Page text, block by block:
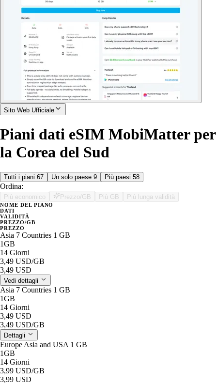
Sito Web Ufficiale
Piani dati eSIM MobiMatter per
la Corea del Sud
Tutti i piani 67 Un solo paese 9 Più paesi 58
Ordina:
Più economico Prezzo/GB Più GB Più lunga validità
NOME DEL PIANO
DATI
VALIDITÀ
PREZZO/GB
PREZZO
Asia 7 Countries 1 GB
1GB
14 Giorni
3,49 USD/GB
3,49 USD
Vedi dettagli
Asia 7 Countries 1 GB
1GB
14 Giorni
3,49 USD
3,49 USD/GB
Dettagli
Europe Asia and USA 1 GB
1GB
14 Giorni
3,99 USD/GB
3,99 USD